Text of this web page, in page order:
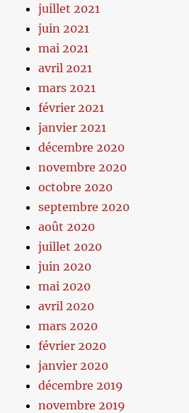
juillet 2021
juin 2021
mai 2021
avril 2021
mars 2021
février 2021
janvier 2021
décembre 2020
novembre 2020
octobre 2020
septembre 2020
août 2020
juillet 2020
juin 2020
mai 2020
avril 2020
mars 2020
février 2020
janvier 2020
décembre 2019
novembre 2019